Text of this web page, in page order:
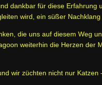
dankbar für diese Erfahrung
wird, ein süßer
die uns auf diesem Weg
weiterhin die Herzen der
wir züchten nicht nur